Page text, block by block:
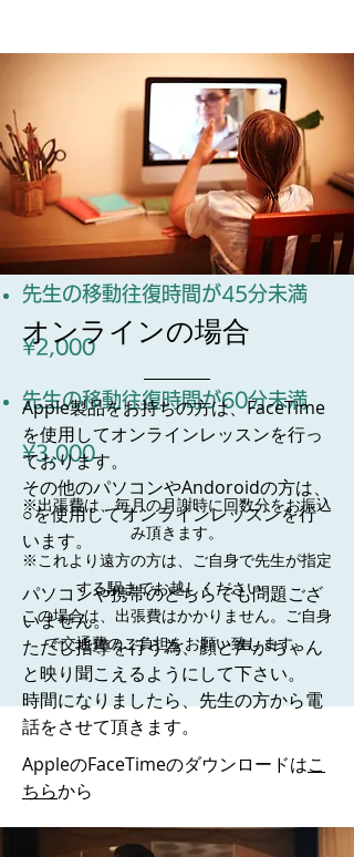
出張費と場所代詳細
出張費( 1回の費用)
先生の移動往復時間が30分未満
¥1,000
先生の移動往復時間が45分未満
¥2,000
先生の移動往復時間が60分未満
¥3,000
※出張費は、毎月の月謝時に回数分をお振込
み頂きます。
※これより遠方の方は、ご自身で先生が指定
する駅までお越しください。
この場合は、出張費はかかりません。ご自身
で交通費のご負担をお願い致します。
​オンラインの場合
Apple製品をお持ちの方は、FaceTime
を使用してオンラインレッスンを行っ
ております。
その他のパソコンやAndoroidの方は、
○を使用してオンラインレッスンを行
います。
パソコンや携帯のどちらでも問題ござ
いません。
ただし指導を行う為、顔と声がちゃん
と映り聞こえるようにして下さい。
​時間になりましたら、先生の方から電
話をさせて頂きます。
AppleのFaceTimeのダウンロードはこ
ちらから